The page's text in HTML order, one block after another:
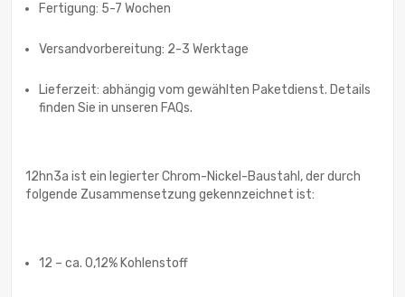
Fertigung: 5-7 Wochen
Versandvorbereitung: 2-3 Werktage
Lieferzeit: abhängig vom gewählten Paketdienst. Details
finden Sie in unseren FAQs.
12hn3a ist ein legierter Chrom-Nickel-Baustahl, der durch
folgende Zusammensetzung gekennzeichnet ist:
12 – ca. 0,12% Kohlenstoff